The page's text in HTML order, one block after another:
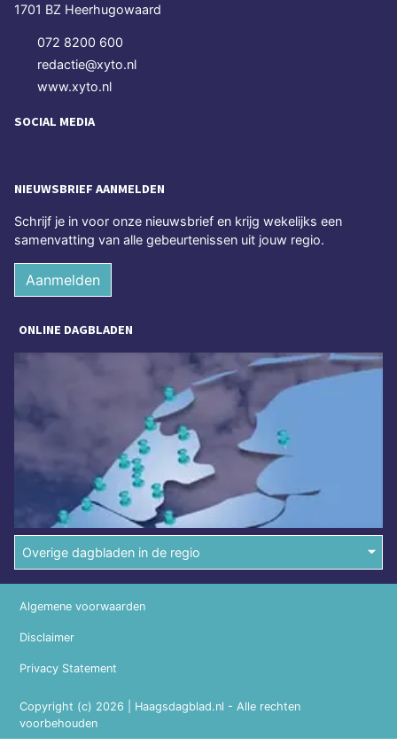
1701 BZ Heerhugowaard
072 8200 600
redactie@xyto.nl
www.xyto.nl
SOCIAL MEDIA
NIEUWSBRIEF AANMELDEN
Schrijf je in voor onze nieuwsbrief en krijg wekelijks een
samenvatting van alle gebeurtenissen uit jouw regio.
Aanmelden
ONLINE DAGBLADEN
Overige dagbladen in de regio
Copyright (c) 2026 | Haagsdagblad.nl - Alle rechten
voorbehouden
Algemene voorwaarden
Disclaimer
Privacy Statement